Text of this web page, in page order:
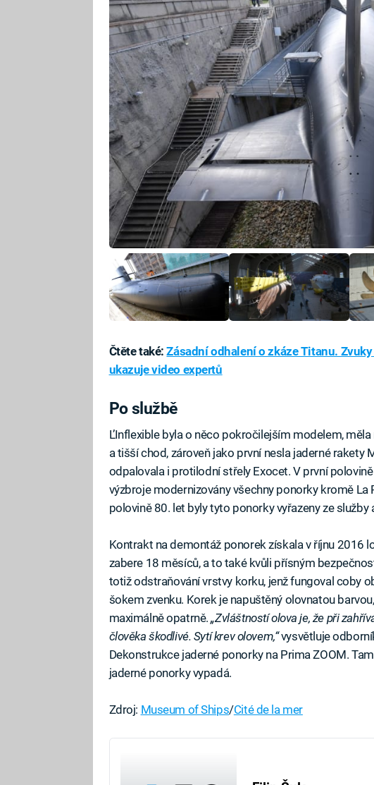
Čtěte také:Zásadní odhalení o zkáze Titanu.
ukazuje video expertů
Po službě
L’Inflexible byla o něco pokročilejším modelem,
a tišší chod, zároveň jako první nesla jaderné rakety
odpalovala i protilodní střely Exocet. V první
výzbroje modernizovány všechny ponorky kromě La
polovině 80. let byly tyto ponorky vyřazeny ze
Kontrakt na demontáž ponorek získala v říjnu 2016
zabere 18 měsíců, a to také kvůli přísným
totiž odstraňování vrstvy korku, jenž fungoval coby
šokem zvenku. Korek je napuštěný olovnatou
maximálně opatrně.„Zvláštností olova je, že při
člověka škodlivé. Sytí krev olovem,“vysvětluje
Dekonstrukce jaderné ponorky na Prima ZOOM.
jaderné ponorky vypadá.
Zdroj: Museum of Ships/Cité de la mer